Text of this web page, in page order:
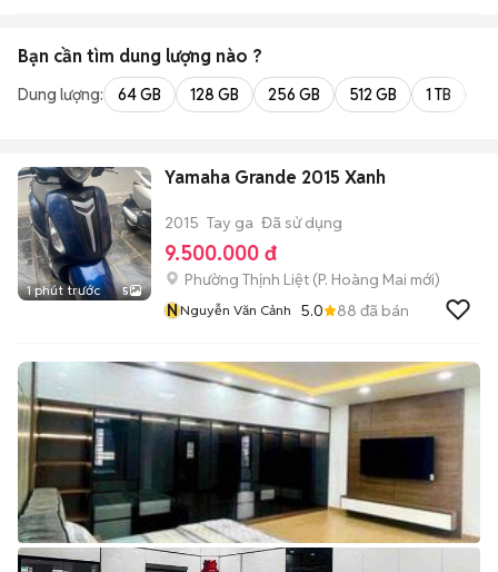
Bạn cần tìm dung lượng nào ?
Dung lượng: 64 GB 128 GB 256 GB 512 GB 1 TB
1 phút trước 5
Yamaha Grande 2015 Xanh
2015 Tay ga Đã sử dụng
9.500.000 đ
Phường Thịnh Liệt (P. Hoàng Mai mới)
NNguyễn Văn Cảnh 5.0 88 đã bán